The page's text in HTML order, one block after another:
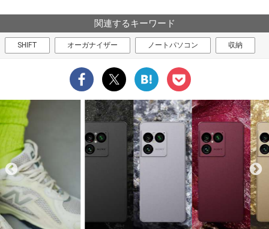
関連するキーワード
SHIFT オーガナイザー ノートパソコン 収納